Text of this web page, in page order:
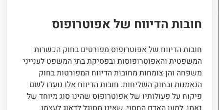
חובות הדיווח של אפוטרופוס
חובות הדיווח של אפוטרופוס מפורטים בחוק הכשרות
המשפטית והאפוטרופוסות ובפסיקת בתי המשפט לענייני
משפחה והן צומחות מחובות הדיווח המפורטות בחוק
הנאמנות ובחוק השליחות. חובות הדיווח אלו נועדו לשם
פיקוח על פעולותיו של אפוטרופוס שהינו סוג מיוחד של